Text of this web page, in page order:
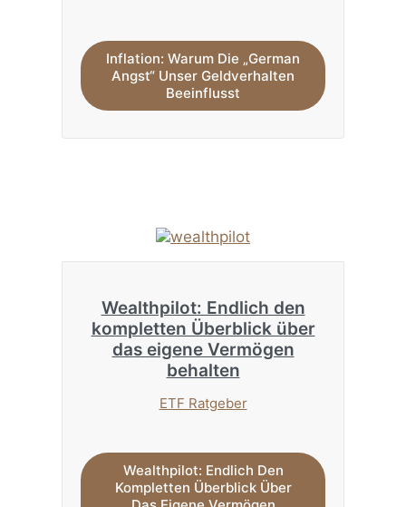
Inflation: Warum Die „German
Angst“ Unser Geldverhalten
Beeinflusst
Wealthpilot: Endlich den
kompletten Überblick über
das eigene Vermögen
behalten
ETF Ratgeber
Wealthpilot: Endlich Den
Kompletten Überblick Über